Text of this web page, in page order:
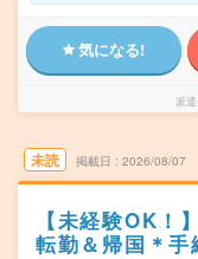
気になる!
派
未読 掲載日 2026/08/07
【未経験OK！
転勤＆帰国＊